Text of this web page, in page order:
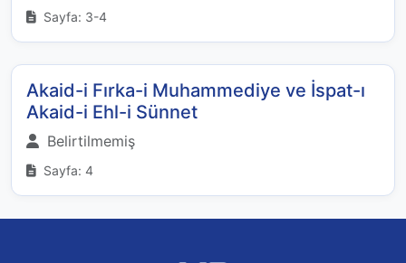
Sayfa: 3-4
Akaid-i Fırka-i Muhammediye ve İspat-ı
Akaid-i Ehl-i Sünnet
Belirtilmemiş
Sayfa: 4